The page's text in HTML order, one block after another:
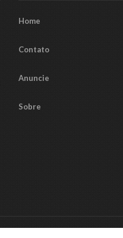
Home
Contato
Anuncie
Sobre